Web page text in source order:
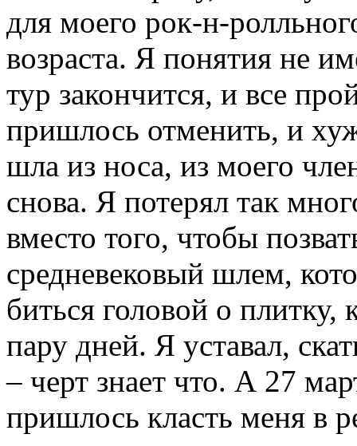
для моего рок-н-
возраста. Я понятия не
тур закончится, и все
пришлось отменить, и
шла из носа, из моего
снова. Я потерял так
вместо того, чтобы
средневековый шлем,
биться головой о
пару дней. Я уставал,
– черт знает что. А 27
пришлось класть меня в